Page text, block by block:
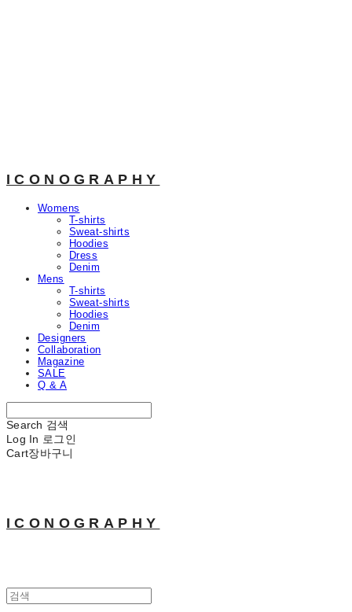
ICONOGRAPHY
Womens
T-shirts
Sweat-shirts
Hoodies
Dress
Denim
Mens
T-shirts
Sweat-shirts
Hoodies
Denim
Designers
Collaboration
Magazine
SALE
Q & A
Search 검색
Log In 로그인
Cart장바구니
ICONOGRAPHY